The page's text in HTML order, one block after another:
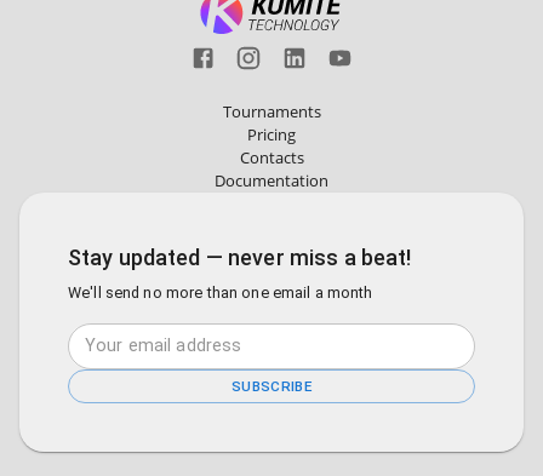
Tournaments
Pricing
Contacts
Documentation
Stay updated — never miss a beat!
We'll send no more than one email a month
SUBSCRIBE